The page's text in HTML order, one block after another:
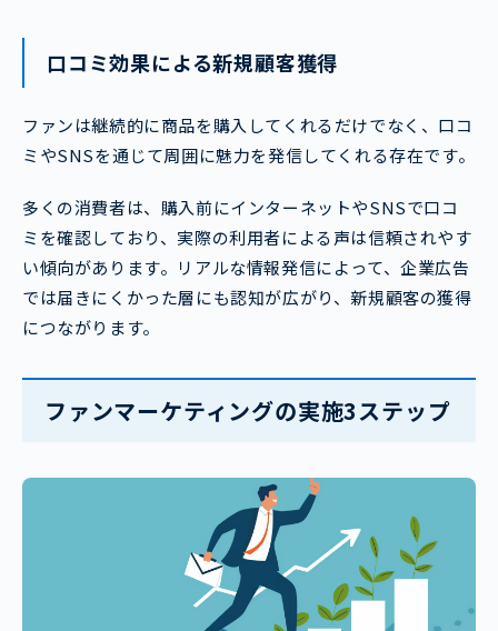
口コミ効果による新規顧客獲得
ファンは継続的に商品を購入してくれるだけでなく、口コ
ミやSNSを通じて周囲に魅力を発信してくれる存在です。
多くの消費者は、購入前にインターネットやSNSで口コ
ミを確認しており、実際の利用者による声は信頼されやす
い傾向があります。リアルな情報発信によって、企業広告
では届きにくかった層にも認知が広がり、新規顧客の獲得
につながります。
ファンマーケティングの実施3ステップ